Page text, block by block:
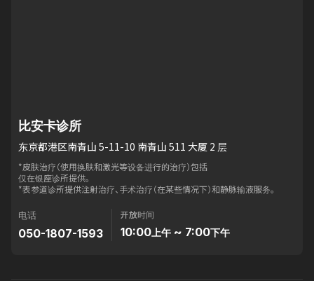
比安卡诊所
东京都港区南青山 5-11-10 南青山 511 大厦 2 层
*皮肤治疗（使用换肤和激光等设备进行的治疗）包括
仅在银座诊所提供。
*表参道诊所提供注射治疗、手术治疗（在某些情况下）和静脉输液服务。
电话
050-1807-1593
开放时间
10:00 上午 ~ 7:00下午